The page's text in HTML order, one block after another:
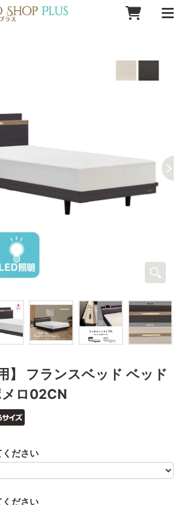
】 フランスベッド ベッド
ロ02CN
ください
ださい